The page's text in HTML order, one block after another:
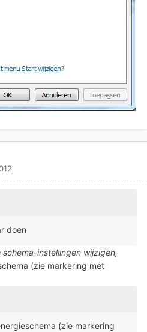
doen
schema-instellingen wijzigen,
(zie markering met
(zie markering